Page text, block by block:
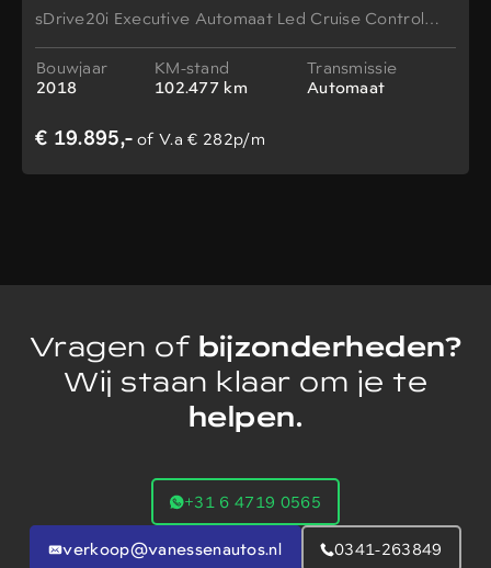
sDrive20i Executive Automaat Led Cruise Control
Bouwjaar
2018
KM-stand
102.477 km
Transmissie
Automaat
€ 19.895,-of V.a € 282p/m
Vragen ofbijzonderheden?
Wij staan klaar om je te
helpen.
+31 6 4719 0565
verkoop@vanessenautos.nl 0341-263849